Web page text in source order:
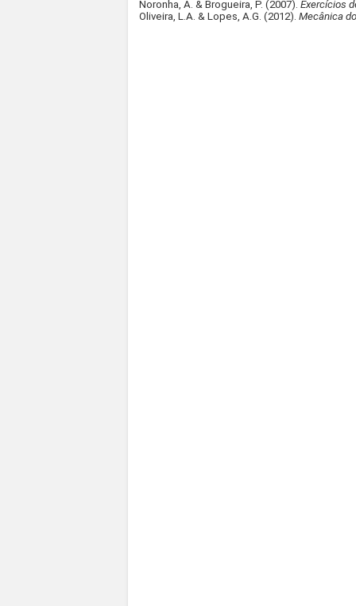
Noronha, A. & Brogueira, P. (2007).Exercícios
Oliveira, L.A. & Lopes, A.G. (2012).Mecânica